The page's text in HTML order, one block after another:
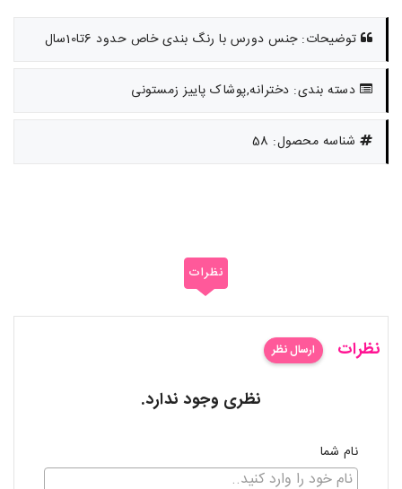
توضیحات: جنس دورس با رنگ بندی خاص حدود 6تا10سال
دسته بندی: دخترانه,پوشاک پاییز زمستونی
شناسه محصول: 58
نظرات
نظرات ارسال نظر
نظری وجود ندارد.
نام شما